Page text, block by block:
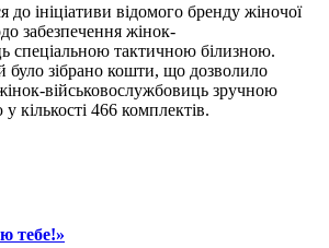
ініціативи відомого бренду жіночої
забезпечення жінок-
спеціальною тактичною білизною.
було зібрано кошти, що дозволило
військовослужбовиць зручною
кількості 466 комплектів.
тебе!»